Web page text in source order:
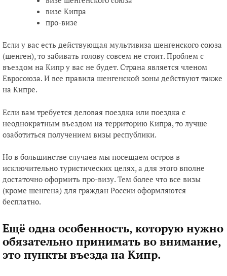
визе Кипра
про-визе
Если у вас есть действующая мультивиза шенгенского союза
(шенген), то забивать голову совсем не стоит. Проблем с
въездом на Кипр у вас не будет. Страна является членом
Евросоюза. И все правила шенгенской зоны действуют также
на Кипре.
Если вам требуется деловая поездка или поездка с
неоднократным въездом на территорию Кипра, то лучше
озаботиться получением визы республики.
Но в большинстве случаев мы посещаем остров в
исключительно туристических целях, а для этого вполне
достаточно оформить про-визу. Тем более что все визы
(кроме шенгена) для граждан России оформляются
бесплатно.
Ещё одна особенность, которую нужно
обязательно принимать во внимание,
это пункты въезда на Кипр.